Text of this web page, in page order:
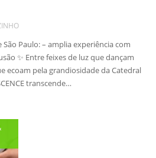
São Paulo: – amplia experiência com
✨ Entre feixes de luz que dançam
ecoam pela grandiosidade da Catedral
transcende…